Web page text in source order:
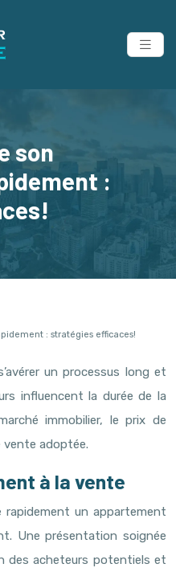
son
:
: stratégies efficaces!
un processus long et
influencent la durée de la
immobilier, le prix de
vente adoptée.
à la vente
rapidement un appartement
Une présentation soignée
des acheteurs potentiels et